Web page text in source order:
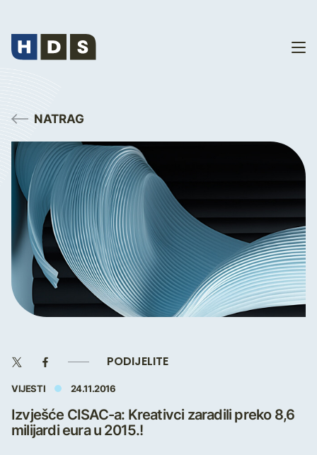
NATRAG
PODIJELITE
VIJESTI 24.11.2016
Izvješće CISAC-a: Kreativci zaradili preko 8,6
milijardi eura u 2015.!